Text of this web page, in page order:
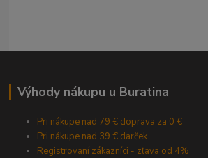
Výhody nákupu u Buratina
Pri nákupe nad 79 € doprava za 0 €
Pri nákupe nad 39 € darček
Registrovaní zákazníci - zľava od 4%